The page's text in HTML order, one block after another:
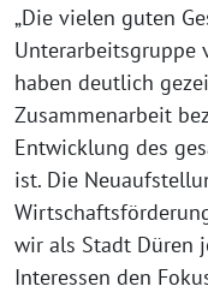
„Die vielen guten
Unterarbeitsgruppe
haben deutlich
Zusammenarbeit
Entwicklung des
ist. Die
wir als Stadt Düren
Interessen den